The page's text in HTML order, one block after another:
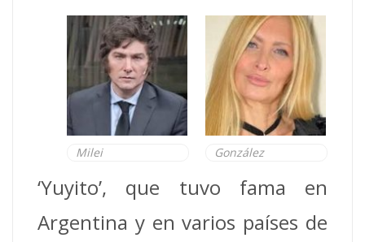
González
Milei
‘Yuyito’, que tuvo fama en
Argentina y en varios países de